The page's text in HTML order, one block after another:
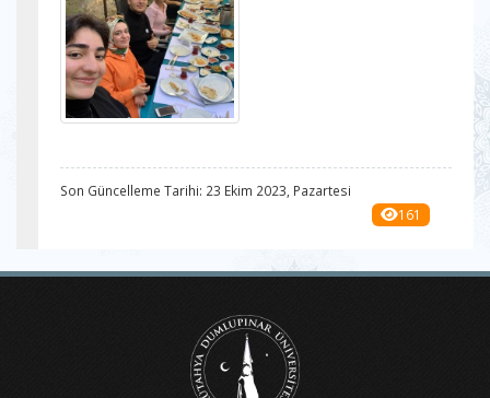
Son Güncelleme Tarihi: 23 Ekim 2023, Pazartesi
161